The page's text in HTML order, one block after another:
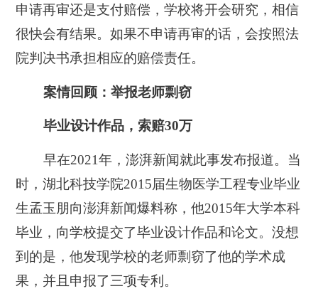
申请再审还是支付赔偿，学校将开会研究，相信
很快会有结果。如果不申请再审的话，会按照法
院判决书承担相应的赔偿责任。
案情回顾：举报老师剽窃
毕业设计作品，索赔30万
早在2021年，澎湃新闻就此事发布报道。当
时，湖北科技学院2015届生物医学工程专业毕业
生孟玉朋向澎湃新闻爆料称，他2015年大学本科
毕业，向学校提交了毕业设计作品和论文。没想
到的是，他发现学校的老师剽窃了他的学术成
果，并且申报了三项专利。